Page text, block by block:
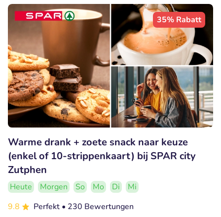
35% Rabatt
Warme drank + zoete snack naar keuze
(enkel of 10-strippenkaart) bij SPAR city
Zutphen
Heute Morgen So Mo Di
Mi
9.8
Perfekt • 230 Bewertungen